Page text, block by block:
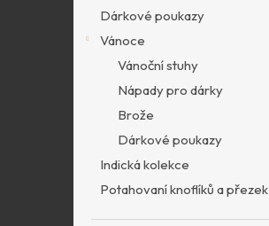
Dárkové poukazy
Vánoce
Vánoční stuhy
Nápady pro dárky
Brože
Dárkové poukazy
Indická kolekce
Potahovaní knoflíků a přezek